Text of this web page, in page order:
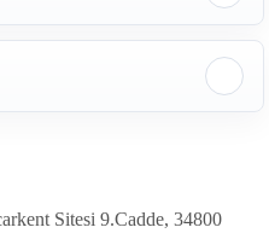
Sitesi 9.Cadde, 34800